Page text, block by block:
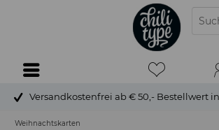
Versandkostenfrei ab € 50,- Bestellwert
Weihnachtskarten